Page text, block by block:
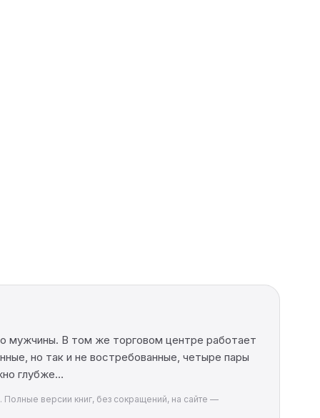
мужчины. В том же торговом центре работает
но так и не востребованные, четыре пары
глубже…
Полные версии книг, без сокращений, на сайте —